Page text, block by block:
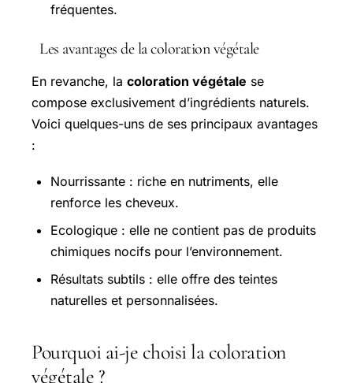
fréquentes.
Les avantages de la coloration végétale
En revanche, la coloration végétale se
compose exclusivement d’ingrédients naturels.
Voici quelques-uns de ses principaux avantages
:
Nourrissante : riche en nutriments, elle
renforce les cheveux.
Ecologique : elle ne contient pas de produits
chimiques nocifs pour l’environnement.
Résultats subtils : elle offre des teintes
naturelles et personnalisées.
Pourquoi ai-je choisi la coloration
végétale ?